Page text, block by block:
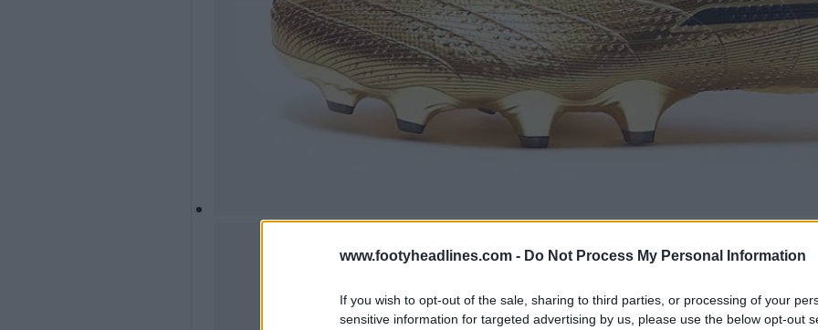
www.footyheadlines.com - Do Not Process My Personal Information
If you wish to opt-out of the sale, sharing to third parties, or processing of your
sensitive information for targeted advertising by us, please use the below opt-out